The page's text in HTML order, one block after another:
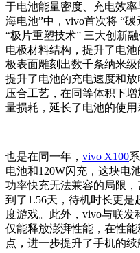
于电池能量密度、充电效
海电池”中，vivo首次将 “
“极片重塑技术” 三大创新
电极材料结构，提升了电
极表面雕刻出数千条纳米
提升了电池的充电速度和
压合工艺，在同等体积下
量损耗，延长了电池的使用
也是在同一年， vivo X100
电池和120W闪充，这块电
功率快充无法兼容的局限
到了1.56天，待机时长更是
度游戏。此外，vivo与联发
仅能释放澎湃性能，在性
点，进一步提升了手机的续